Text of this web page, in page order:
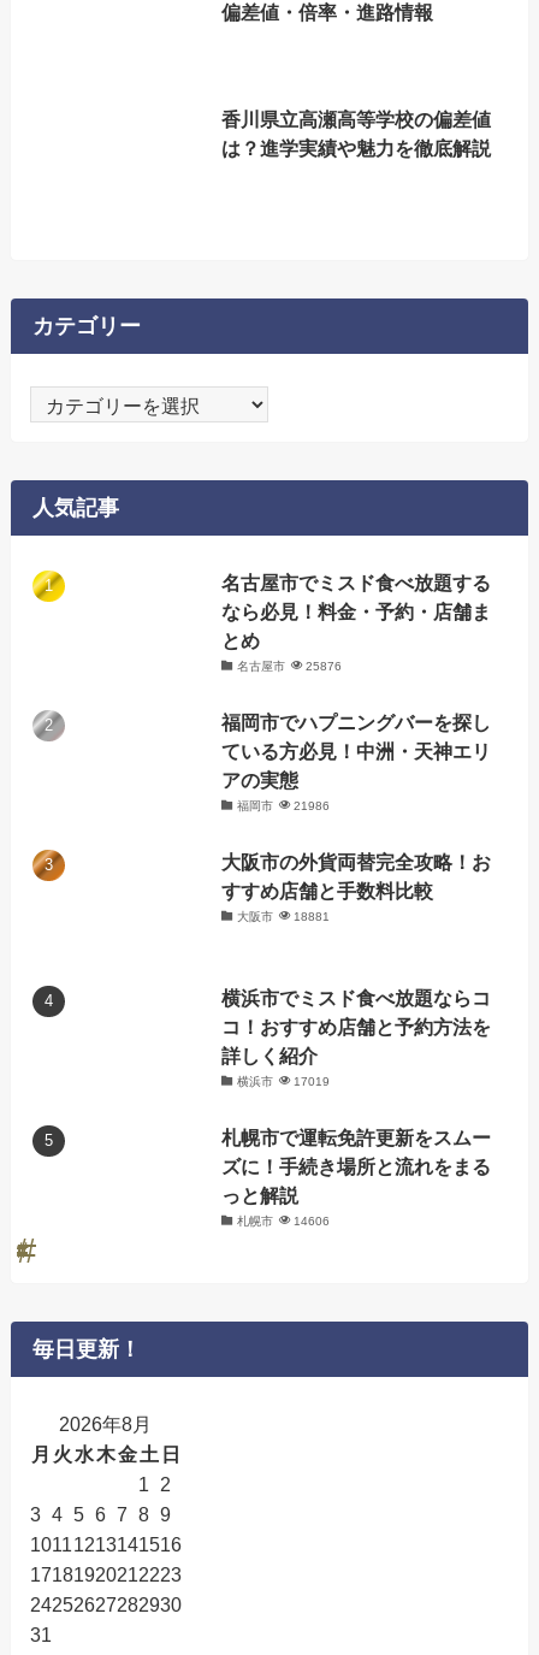
偏差値・倍率・進路情報
香川県立高瀬高等学校の偏差値
は？進学実績や魅力を徹底解説
カテゴリー
テ
ー
人気記事
名古屋市でミスド食べ放題する
なら必見！料金・予約・店舗ま
とめ
名古屋市 25876
福岡市でハプニングバーを探し
ている方必見！中洲・天神エリ
アの実態
福岡市 21986
大阪市の外貨両替完全攻略！お
すすめ店舗と手数料比較
大阪市 18881
横浜市でミスド食べ放題ならコ
コ！おすすめ店舗と予約方法を
詳しく紹介
横浜市 17019
札幌市で運転免許更新をスムー
ズに！手続き場所と流れをまる
っと解説
札幌市 14606
毎日更新！
2026年8月
月 火 水木金土 日
1
2
3 4 5 6 7 8 9
10111213141516
17181920212223
24252627282930
31